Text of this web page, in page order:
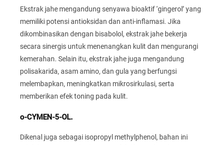
Ekstrak jahe mengandung senyawa bioaktif ‘gingerol’ yang
memiliki potensi antioksidan dan anti-inflamasi. Jika
dikombinasikan dengan bisabolol, ekstrak jahe bekerja
secara sinergis untuk menenangkan kulit dan mengurangi
kemerahan. Selain itu, ekstrak jahe juga mengandung
polisakarida, asam amino, dan gula yang berfungsi
melembapkan, meningkatkan mikrosirkulasi, serta
memberikan efek toning pada kulit.
o-CYMEN-5-OL.
Dikenal juga sebagai isopropyl methylphenol, bahan ini